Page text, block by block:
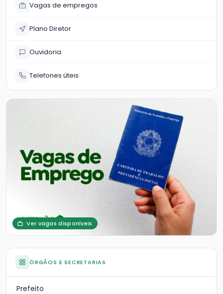
Vagas de empregos
Plano Diretor
Ouvidoria
Telefones úteis
Ver vagas disponíveis
ÓRGÃOS E SECRETARIAS
Prefeito